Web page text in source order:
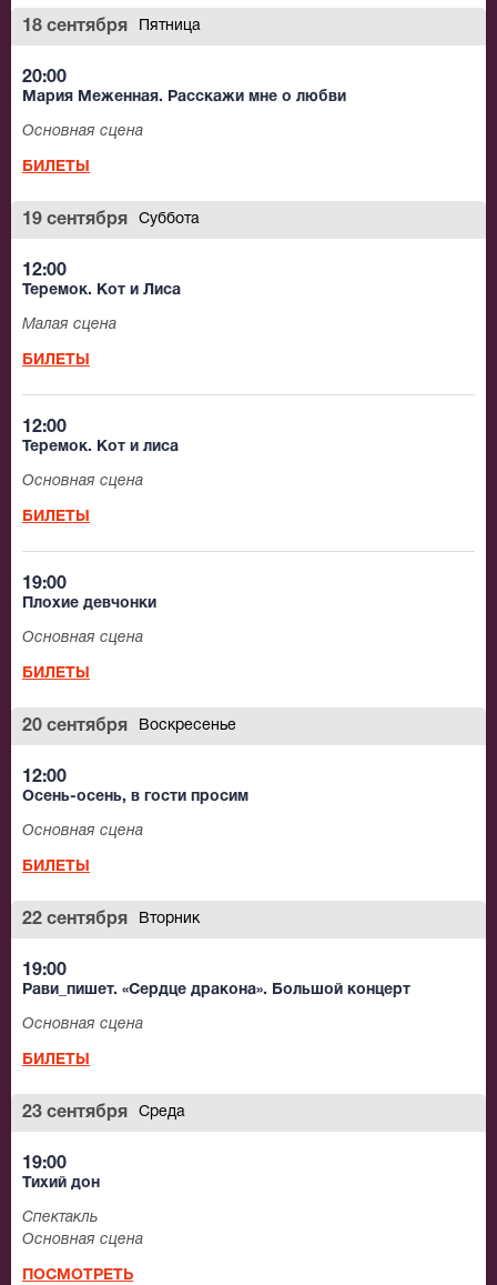
18 сентября Пятница
20:00
Мария Меженная. Расскажи мне о любви
Основная сцена
БИЛЕТЫ
19 сентября Суббота
12:00
Теремок. Кот и Лиса
Малая сцена
БИЛЕТЫ
12:00
Теремок. Кот и лиса
Основная сцена
БИЛЕТЫ
19:00
Плохие девчонки
Основная сцена
БИЛЕТЫ
20 сентября Воскресенье
12:00
Осень-осень, в гости просим
Основная сцена
БИЛЕТЫ
22 сентября Вторник
19:00
Рави_пишет. «Сердце дракона». Большой концерт
Основная сцена
БИЛЕТЫ
23 сентября Среда
19:00
Тихий дон
Спектакль
Основная сцена
ПОСМОТРЕТЬ